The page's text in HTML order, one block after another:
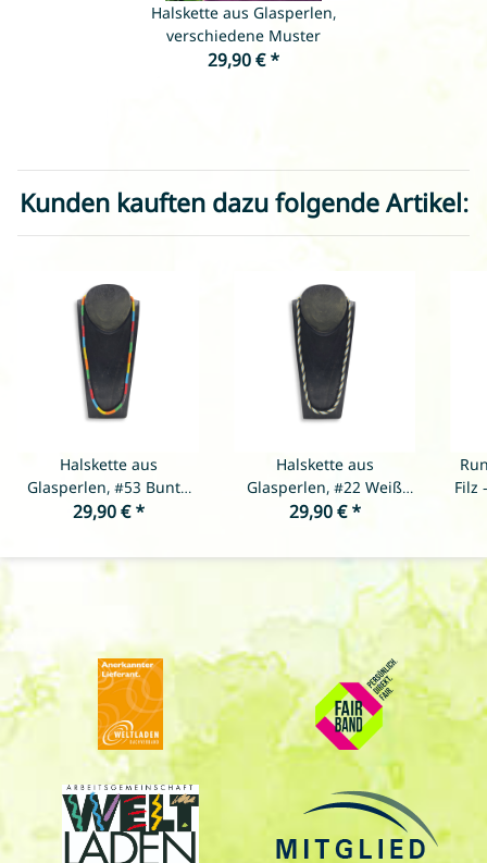
Halskette aus Glasperlen,
verschiedene Muster
29,90 €*
Kunden kauften dazu folgende Artikel:
Halskette aus
Glasperlen, #53 Bunte
Blöcke
29,90 €*
Halskette aus
Glasperlen, #22 Weiß
Blau Gold mit hellblauen
29,90 €*
Filz